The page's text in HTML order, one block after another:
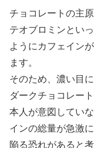
チョコレートの主
テオブロミンとい
ようにカフェイン
ます。
そのため、濃い目
ダークチョコレー
本人が意図してい
インの総量が急激
陥る恐れがあると